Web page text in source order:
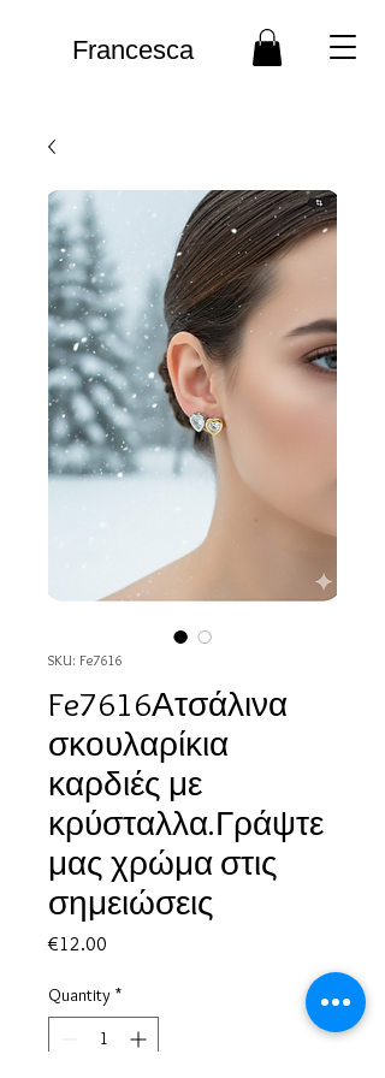
Francesca
SKU: Fe7616
Fe7616Ατσάλινα
σκουλαρίκια
καρδιές με
κρύσταλλα.Γράψτε
μας χρώμα στις
σημειώσεις
€12.00
Quantity *